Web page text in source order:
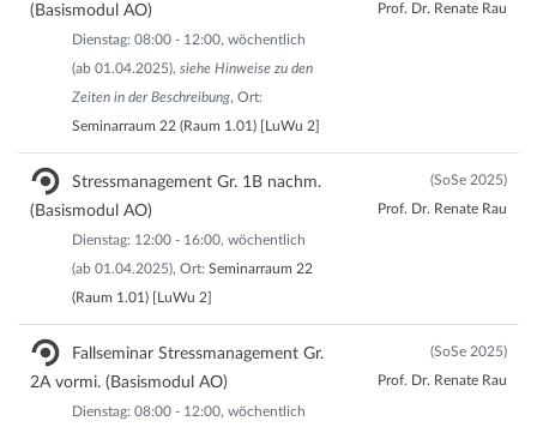
(Basismodul AO)
Dienstag: 08:00 - 12:00, wöchentlich
(ab 01.04.2025), siehe Hinweise zu den
Zeiten in der Beschreibung, Ort:
Seminarraum 22 (Raum 1.01) [LuWu 2]
Prof. Dr. Renate Rau
Stressmanagement Gr. 1B nachm.
(Basismodul AO)
Dienstag: 12:00 - 16:00, wöchentlich
(ab 01.04.2025), Ort: Seminarraum 22
(Raum 1.01) [LuWu 2]
(SoSe 2025)
Prof. Dr. Renate Rau
Fallseminar Stressmanagement Gr.
2A vormi. (Basismodul AO)
Dienstag: 08:00 - 12:00, wöchentlich
(SoSe 2025)
Prof. Dr. Renate Rau